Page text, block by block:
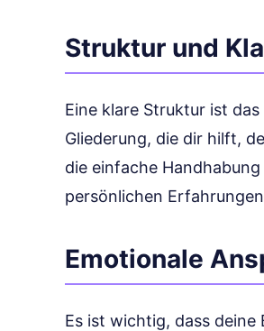
Struktur und
Eine klare Struktur ist
Gliederung, die dir hilft,
die einfache
persönlichen
Emotionale
Es ist wichtig, dass